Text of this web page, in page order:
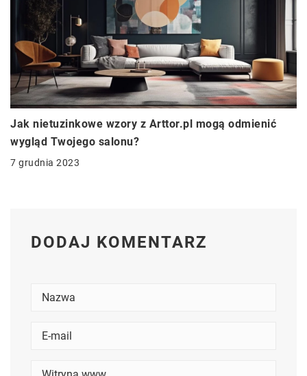
Jak nietuzinkowe wzory z Arttor.pl mogą odmienić
wygląd Twojego salonu?
7 grudnia 2023
DODAJ KOMENTARZ